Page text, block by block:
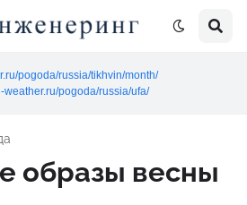
pogoda/russia/tikhvin/month/
weather.ru/pogoda/russia/ufa/
образы весны